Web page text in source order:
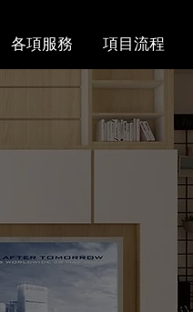
各項服務 項目流程